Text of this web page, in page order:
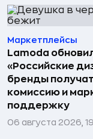
Маркетплейсы
Lamoda
«Российские
бренды
комиссию и
поддержку
06 августа 2026,